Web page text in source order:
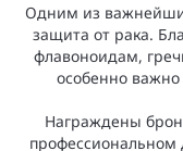
Одним из
защита от рака.
флавоноидам,
особенно
Награждены
профессиональном